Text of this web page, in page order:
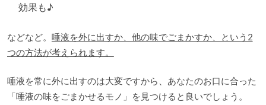
効果も♪
などなど。 唾液を外に出すか、他の味でごまかすか、という2
つの方法が考えられます。
唾液を常に外に出すのは大変ですから、あなたのお口に合った
「唾液の味をごまかせるモノ」を見つけると良いでしょう。